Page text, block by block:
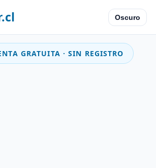
Oscuro
GRATUITA · SIN REGISTRO